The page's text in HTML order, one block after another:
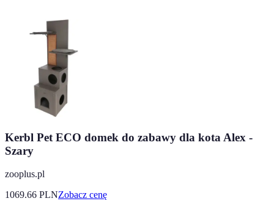
Kerbl Pet ECO domek do zabawy dla kota Alex -
Szary
zooplus.pl
1069.66 PLNZobacz cenę